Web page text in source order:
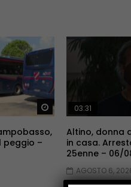
Guarda Dopo
peggio –
03:31
Altino, donna
in casa.
25enne – 06/
AGOSTO 6,